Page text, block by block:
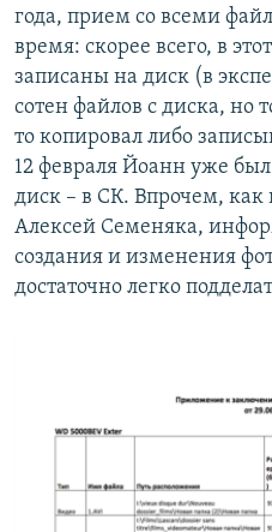
года, прием со всеми
время: скорее всего, в
записаны на диск (в
сотен файлов с диска, но
то копировал либо
12 февраля Йоанн уже
диск – в СК. Впрочем, как
Алексей Семеняка,
создания и изменения
достаточно легко